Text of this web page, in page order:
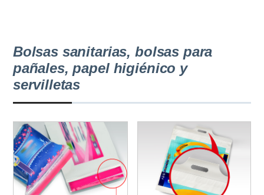
Bolsas sanitarias, bolsas para
pañales, papel higiénico y
servilletas